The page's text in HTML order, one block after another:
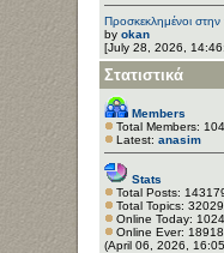
Προσκεκλημένοι στην
by okan
[July 28, 2026,
Στατιστικά
Members
Total Members:
Latest: anasim
Stats
Total Posts:
Total Topics: 32029
Online Today: 1024
Online Ever: 18918
(April 06, 2026,